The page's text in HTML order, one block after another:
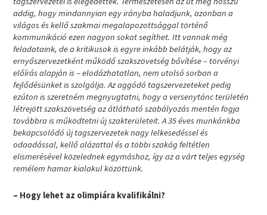
addig, hogy mindannyian egy irányba haladjunk, azonban a
világos és kellő szakmai megalapozottsággal történő
kommunikáció ezen nagyon sokat segíthet. Itt vannak még
feladataink, de a kritikusok is egyre inkább belátják, hogy az
ernyőszervezetként működő szakszövetség bővítése – törvényi
előírás alapján is–elodázhatatlan, nem utolsó sorban a
fejlődésünket is szolgálja. Az aggódó tagszervezeteket pedig
ezúton is szeretném megnyugtatni, hogy a versenytánc területén
létrejött szakszövetség az átlátható szabályozás mentén fogja
továbbra is működtetni új szakterületeit. A 35 éves munkánkba
bekapcsolódó új tagszervezetek nagy lelkesedéssel és
odaadással, kellő alázattal és a többi szakág feltétlen
elismerésével közelednek egymáshoz, így az a várt teljes egység
remélem hamar kialakul közöttünk.
– Hogy lehet az olimpiára kvalifikálni?